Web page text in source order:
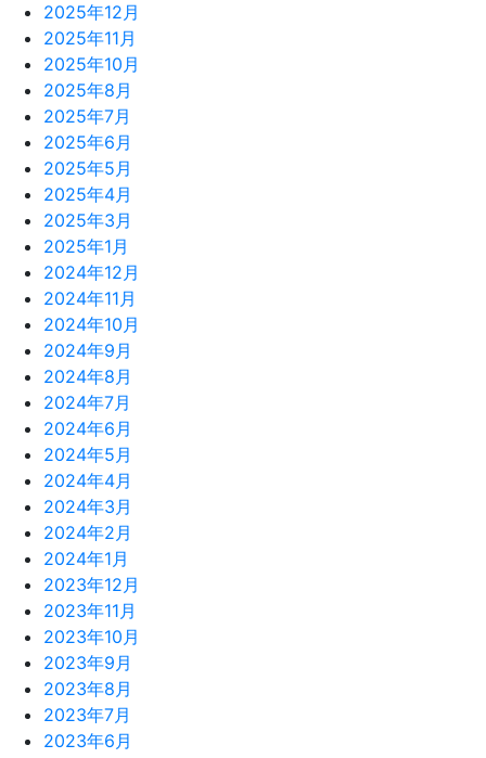
2025年12月
2025年11月
2025年10月
2025年8月
2025年7月
2025年6月
2025年5月
2025年4月
2025年3月
2025年1月
2024年12月
2024年11月
2024年10月
2024年9月
2024年8月
2024年7月
2024年6月
2024年5月
2024年4月
2024年3月
2024年2月
2024年1月
2023年12月
2023年11月
2023年10月
2023年9月
2023年8月
2023年7月
2023年6月